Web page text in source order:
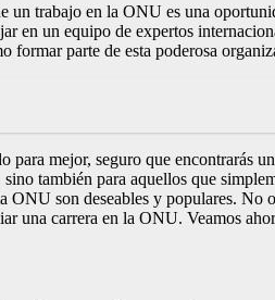
trabajo en la ONU es una
en un equipo de expertos
formar parte de esta poderosa
para mejor, seguro que
también para aquellos que
ONU son deseables y populares.
una carrera en la ONU. Veamos